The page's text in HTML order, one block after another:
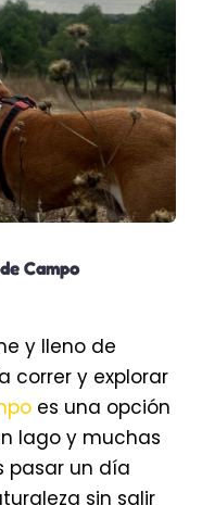
Campo
y lleno de
correr y explorar
es una opción
lago y muchas
pasar un día
sin salir